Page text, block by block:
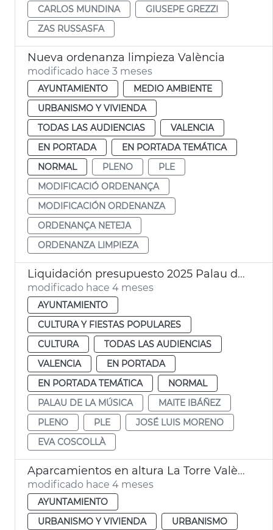
CARLOS MUNDINA
GIUSEPE GREZZI
ZAS RUSSASFA
Nueva ordenanza limpieza València
modificado hace 3 meses
AYUNTAMIENTO
MEDIO AMBIENTE
URBANISMO Y VIVIENDA
TODAS LAS AUDIENCIAS
VALENCIA
EN PORTADA
EN PORTADA TEMÁTICA
NORMAL
PLENO
PLE
MODIFICACIÓ ORDENANÇA
MODIFICACIÓN ORDENANZA
ORDENANÇA NETEJA
ORDENANZA LIMPIEZA
Liquidación presupuesto 2025 Palau de la Música València
modificado hace 4 meses
AYUNTAMIENTO
CULTURA Y FIESTAS POPULARES
CULTURA
TODAS LAS AUDIENCIAS
VALENCIA
EN PORTADA
EN PORTADA TEMÁTICA
NORMAL
PALAU DE LA MÚSICA
MAITE IBÁÑEZ
PLENO
PLE
JOSÉ LUIS MORENO
EVA COSCOLLÀ
Aparcamientos en altura La Torre València
modificado hace 4 meses
AYUNTAMIENTO
URBANISMO Y VIVIENDA
URBANISMO